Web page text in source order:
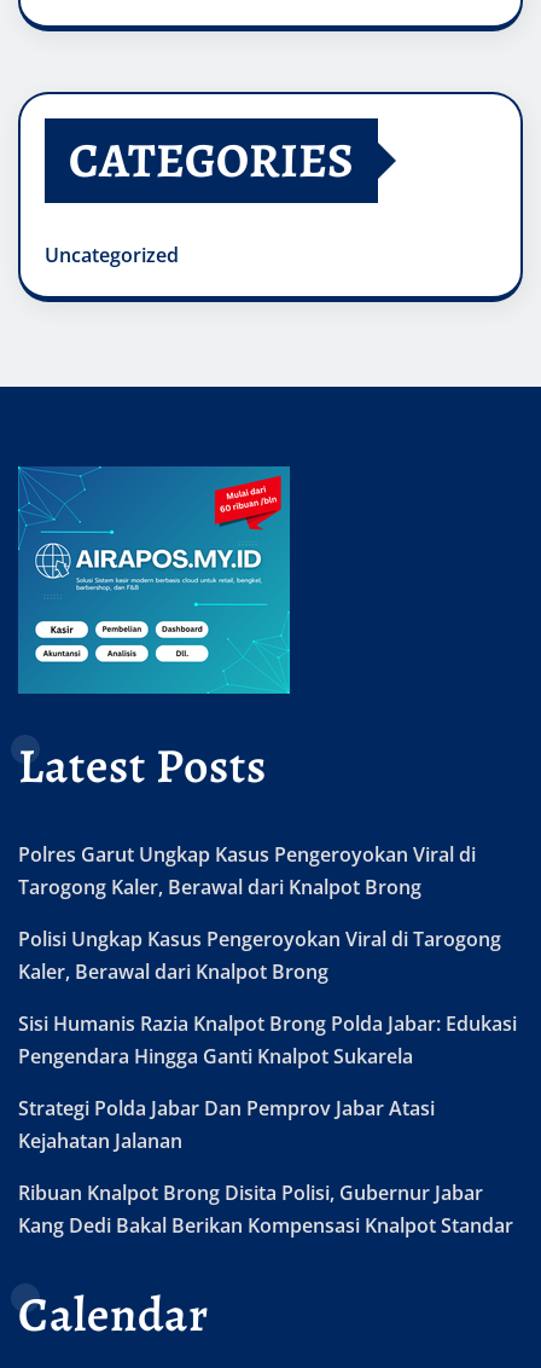
CATEGORIES
Uncategorized
Latest Posts
Polres Garut Ungkap Kasus Pengeroyokan Viral di
Tarogong Kaler, Berawal dari Knalpot Brong
Polisi Ungkap Kasus Pengeroyokan Viral di Tarogong
Kaler, Berawal dari Knalpot Brong
Sisi Humanis Razia Knalpot Brong Polda Jabar: Edukasi
Pengendara Hingga Ganti Knalpot Sukarela
Strategi Polda Jabar Dan Pemprov Jabar Atasi
Kejahatan Jalanan
Ribuan Knalpot Brong Disita Polisi, Gubernur Jabar
Kang Dedi Bakal Berikan Kompensasi Knalpot Standar
Calendar